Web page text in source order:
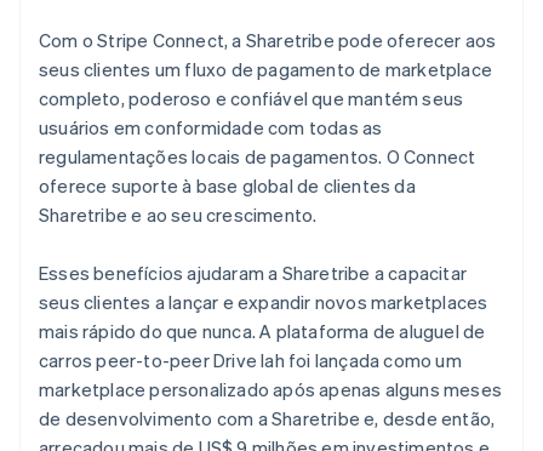
Com o Stripe Connect, a Sharetribe pode oferecer aos
seus clientes um fluxo de pagamento de marketplace
completo, poderoso e confiável que mantém seus
usuários em conformidade com todas as
regulamentações locais de pagamentos. O Connect
oferece suporte à base global de clientes da
Sharetribe e ao seu crescimento.
Esses benefícios ajudaram a Sharetribe a capacitar
seus clientes a lançar e expandir novos marketplaces
mais rápido do que nunca. A plataforma de aluguel de
carros peer-to-peer Drive lah foi lançada como um
marketplace personalizado após apenas alguns meses
de desenvolvimento com a Sharetribe e, desde então,